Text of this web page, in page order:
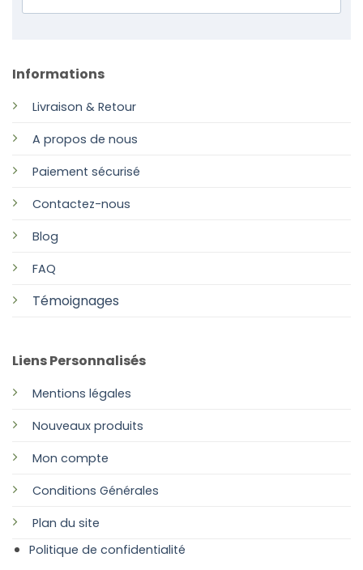
Informations
Livraison & Retour
A propos de nous
Paiement sécurisé
Contactez-nous
Blog
FAQ
Témoignages
Liens Personnalisés
Mentions légales
Nouveaux produits
Mon compte
Conditions Générales
Plan du site
Politique de confidentialité